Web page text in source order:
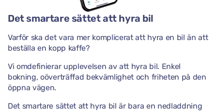
Det smartare sättet att hyra bil
Varför ska det vara mer komplicerat att hyra en bil än att
beställa en kopp kaffe?
Vi omdefinierar upplevelsen av att hyra bil. Enkel
bokning, oöverträffad bekvämlighet och friheten på den
öppna vägen.
Det smartare sättet att hyra bil är bara en nedladdning